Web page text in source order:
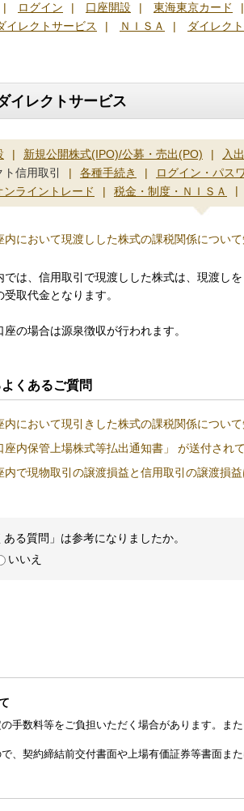
| ログイン | 口座開設 | 東海東京カード |
イレクトサービス | ＮＩＳＡ | ダイレク
イレクトサービス
| 新規公開株式(IPO)/公募・売出(PO) | 入
信用取引 | 各種手続き | ログイン・パス
ンライントレード | 税金・制度・ＮＩＳＡ |
内において現渡しした株式の課税関係につい
では、信用取引で現渡しした株式は、現渡し
受取代金となります。
座の場合は源泉徴収が行われます。
くあるご質問
内において現引きした株式の課税関係につい
座内保管上場株式等払出通知書」 が送付され
内で現物取引の譲渡損益と信用取引の譲渡損
ある質問」は参考になりましたか。
いいえ
手数料等をご負担いただく場合があります。ま
、契約締結前交付書面や上場有価証券等書面ま